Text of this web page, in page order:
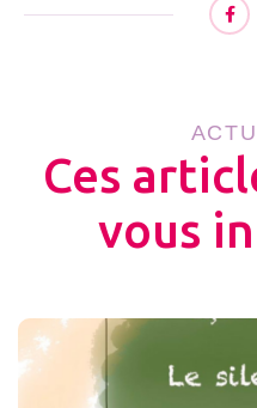
Ces
vous